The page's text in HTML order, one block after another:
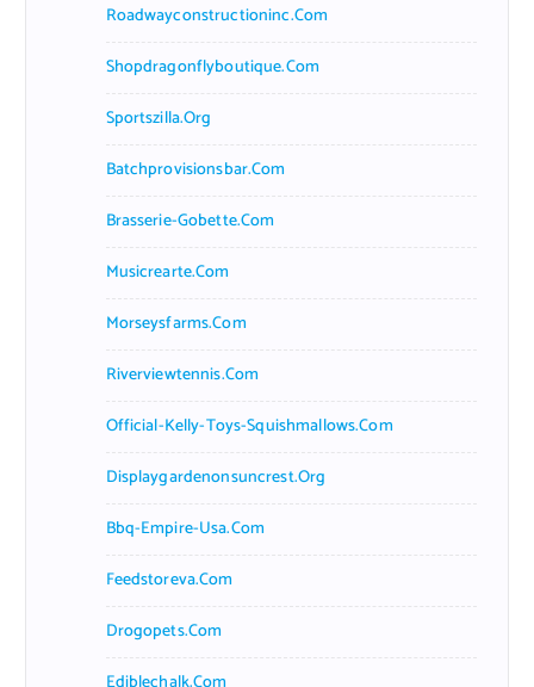
Roadwayconstructioninc.com
Shopdragonflyboutique.com
Sportszilla.org
Batchprovisionsbar.com
Brasserie-Gobette.com
Musicrearte.com
Morseysfarms.com
Riverviewtennis.com
Official-Kelly-Toys-Squishmallows.com
Displaygardenonsuncrest.org
Bbq-Empire-Usa.com
Feedstoreva.com
Drogopets.com